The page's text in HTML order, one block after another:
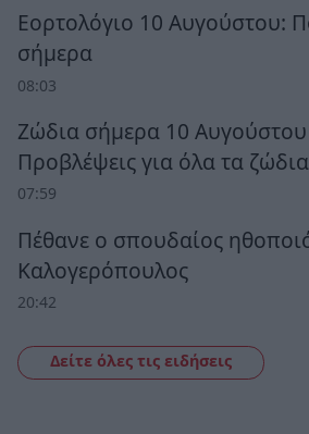
Εορτολόγιο 10 Αυγούστου:
σήμερα
08:03
Ζώδια σήμερα 10
Προβλέψεις για όλα τα ζώδια
07:59
Πέθανε ο σπουδαίος
Καλογερόπουλος
20:42
Δείτε όλες τις ειδήσεις